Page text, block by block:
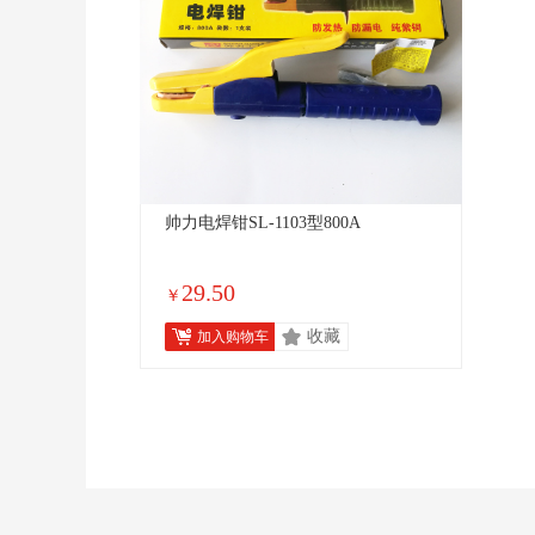
帅力电焊钳SL-1103型800A
￥ 29.50
加入购物车 收藏